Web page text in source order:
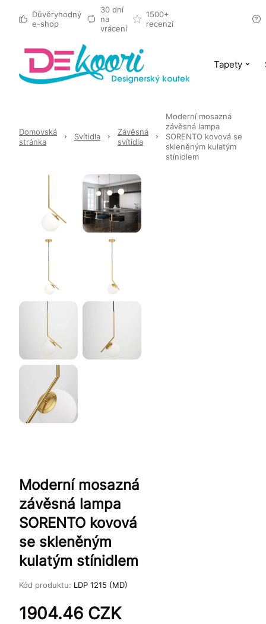
Důvěryhodný
e-shop
30 dní
na
vrácení
1500+
recenzí
Tapety
Domovská
stránka
Svítidla
Závěsná
svítidla
Moderní mosazná
závěsná lampa
SORENTO kovová se
skleněným kulatým
stínidlem
Moderní mosazná
závěsná lampa
SORENTO kovová
se skleněným
kulatým stínidlem
Kód produktu: LDP 1215 (MD)
1904.46 CZK